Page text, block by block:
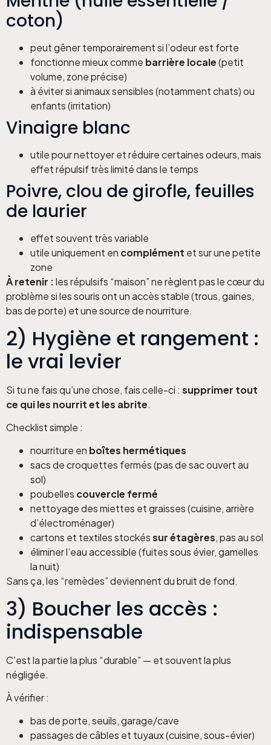
coton)
peut gêner temporairement si l’odeur est forte
fonctionne mieux comme barrière locale(petit
volume, zone précise)
à éviter si animaux sensibles (notamment chats) ou
enfants (irritation)
Vinaigre blanc
utile pour nettoyer et réduire certaines odeurs, mais
effet répulsif très limité dans le temps
Poivre, clou de girofle, feuilles
de laurier
effet souvent très variable
utile uniquement en complément et sur une petite
zone
À retenir :les répulsifs “maison” ne règlent pas le cœur du
problème si les souris ont un accès stable (trous, gaines,
bas de porte) et une source de nourriture.
2) Hygiène et rangement :
le vrai levier
Si tu ne fais qu’une chose, fais celle-ci : supprimer tout
ce qui les nourrit et les abrite.
Checklist simple :
nourriture en boîtes hermétiques
sacs de croquettes fermés (pas de sac ouvert au
sol)
poubelles couvercle fermé
nettoyage des miettes et graisses (cuisine, arrière
d’électroménager)
cartons et textiles stockéssur étagères, pas au sol
éliminer l’eau accessible (fuites sous évier, gamelles
la nuit)
Sans ça, les “remèdes” deviennent du bruit de fond.
3) Boucher les accès :
indispensable
C’est la partie la plus “durable” — et souvent la plus
négligée.
À vérifier :
bas de porte, seuils, garage/cave
passages de câbles et tuyaux (cuisine, sous-évier)